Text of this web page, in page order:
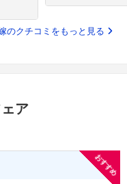
のクチコミをもっと見る
ア
おすすめ